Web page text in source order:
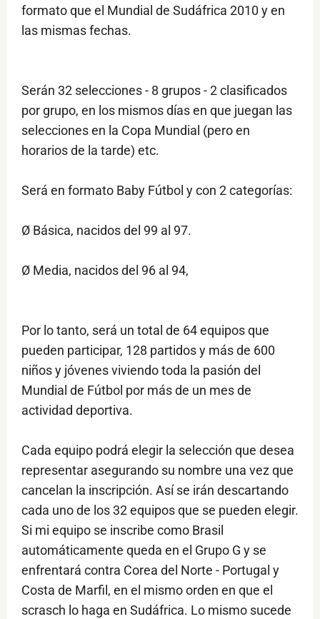
formato que el Mundial de Sudáfrica 2010 y en
las mismas fechas.
Serán 32 selecciones - 8 grupos - 2 clasificados
por grupo, en los mismos días en que juegan las
selecciones en la Copa Mundial (pero en
horarios de la tarde) etc.
Será en formato Baby Fútbol y con 2 categorías:
Ø Básica, nacidos del 99 al 97.
Ø Media, nacidos del 96 al 94,
Por lo tanto, será un total de 64 equipos que
pueden participar, 128 partidos y más de 600
niños y jóvenes viviendo toda la pasión del
Mundial de Fútbol por más de un mes de
actividad deportiva.
Cada equipo podrá elegir la selección que desea
representar asegurando su nombre una vez que
cancelan la inscripción. Así se irán descartando
cada uno de los 32 equipos que se pueden elegir.
Si mi equipo se inscribe como Brasil
automáticamente queda en el Grupo G y se
enfrentará contra Corea del Norte - Portugal y
Costa de Marfil, en el mismo orden en que el
scrasch lo haga en Sudáfrica. Lo mismo sucede